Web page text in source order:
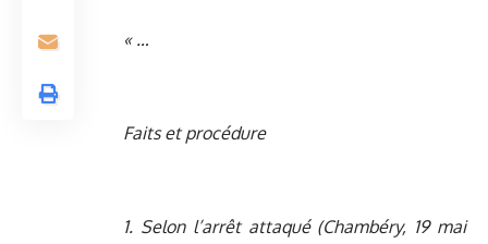
« …
Faits et procédure
1. Selon l’arrêt attaqué (Chambéry, 19 mai